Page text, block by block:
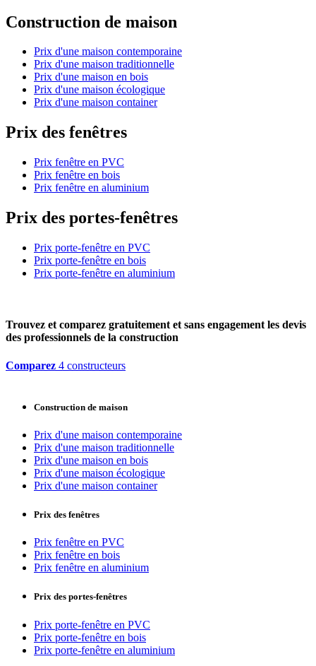
Construction de maison
Prix d'une maison contemporaine
Prix d'une maison traditionnelle
Prix d'une maison en bois
Prix d'une maison écologique
Prix d'une maison container
Prix des fenêtres
Prix fenêtre en PVC
Prix fenêtre en bois
Prix fenêtre en aluminium
Prix des portes-fenêtres
Prix porte-fenêtre en PVC
Prix porte-fenêtre en bois
Prix porte-fenêtre en aluminium
Trouvez et comparez gratuitement et sans engagement les devis
des professionnels de la construction
Comparez 4 constructeurs
Construction de maison
Prix d'une maison contemporaine
Prix d'une maison traditionnelle
Prix d'une maison en bois
Prix d'une maison écologique
Prix d'une maison container
Prix des fenêtres
Prix fenêtre en PVC
Prix fenêtre en bois
Prix fenêtre en aluminium
Prix des portes-fenêtres
Prix porte-fenêtre en PVC
Prix porte-fenêtre en bois
Prix porte-fenêtre en aluminium